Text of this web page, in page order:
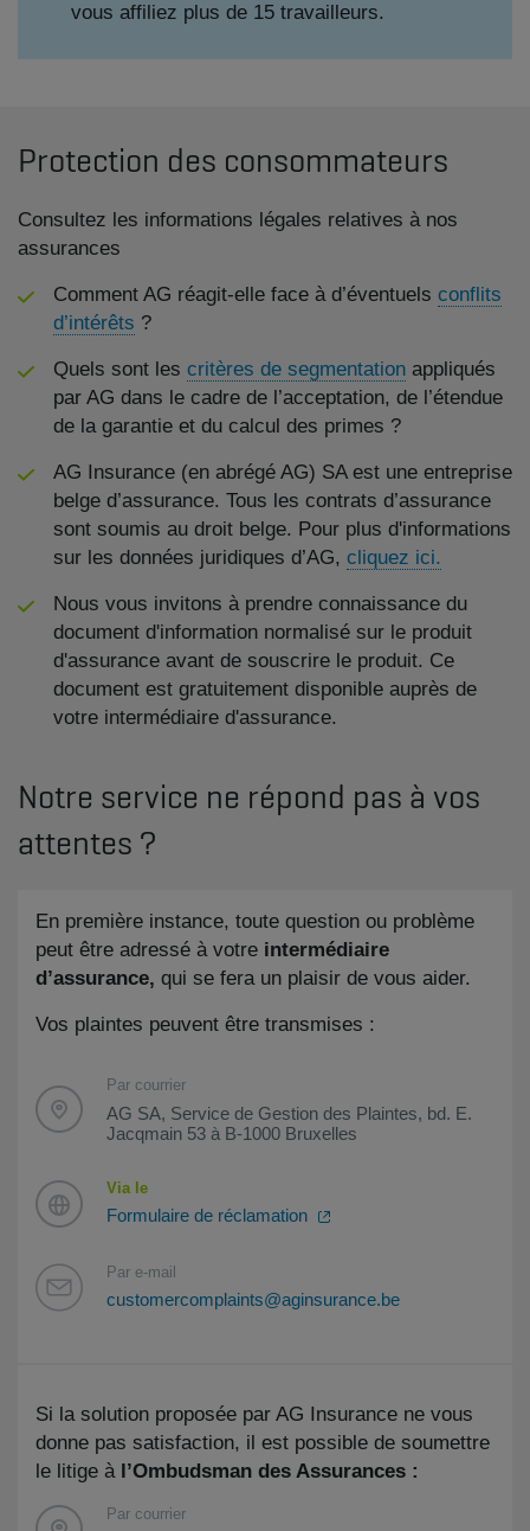
vous affiliez plus de 15 travailleurs.
Protection des consommateurs
Consultez les informations légales relatives à nos
assurances
Comment AG réagit-elle face à d’éventuels conflits
d’intérêts ?
Quels sont les critères de segmentation appliqués
par AG dans le cadre de l’acceptation, de l’étendue
de la garantie et du calcul des primes ?
AG Insurance (en abrégé AG) SA est une entreprise
belge d’assurance. Tous les contrats d’assurance
sont soumis au droit belge. Pour plus d'informations
sur les données juridiques d’AG, cliquez ici.
Nous vous invitons à prendre connaissance du
document d'information normalisé sur le produit
d'assurance avant de souscrire le produit. Ce
document est gratuitement disponible auprès de
votre intermédiaire d'assurance.
Notre service ne répond pas à vos
attentes ?
En première instance, toute question ou problème
peut être adressé à votre intermédiaire
d’assurance, qui se fera un plaisir de vous aider.
Vos plaintes peuvent être transmises :
Par courrier
AG SA, Service de Gestion des Plaintes, bd. E.
Jacqmain 53 à B-1000 Bruxelles
Via le
Formulaire de réclamation
Par e-mail
customercomplaints@aginsurance.be
Si la solution proposée par AG Insurance ne vous
donne pas satisfaction, il est possible de soumettre
le litige à l’Ombudsman des Assurances :
Par courrier